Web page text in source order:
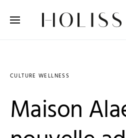
CULTURE WELLNESS
Maison